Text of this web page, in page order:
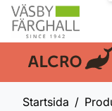
En del av:
Startsida